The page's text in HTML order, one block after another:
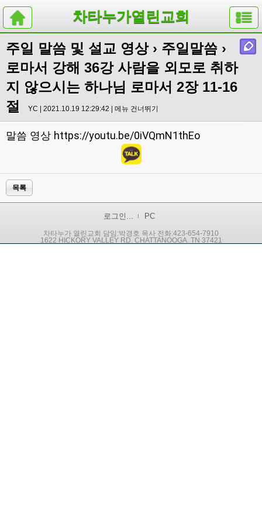
차타누가열린교회
주일 말씀 및 설교 영상› 주일말씀 ›
로마서 강해 36강 사람을 외모로 취하
지 않으시는 하나님 로마서 2장 11-16
절
YC | 2021.10.19 12:29:42 | 메뉴 건너뛰기
말씀 영상 https://youtu.be/0iVQmN1thEo
목록
로그인... PC
차타누가 열린교회 담임:박경호 목사 전화:423-654-7910
1622 HICKORY VALLEY RD. CHATTANOOGA, TN 37421